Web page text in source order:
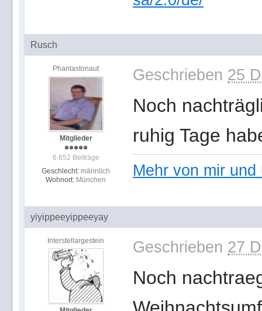
Rusch
Phantastonaut
Mitglieder
6.652 Beiträge
Geschlecht: männlich
Wohnort: München
Geschrieben 25
Noch
ruhig Tage
Mehr von mir
yiyippeeyippeeyay
Interstellargestein Geschrieben 27
Noch